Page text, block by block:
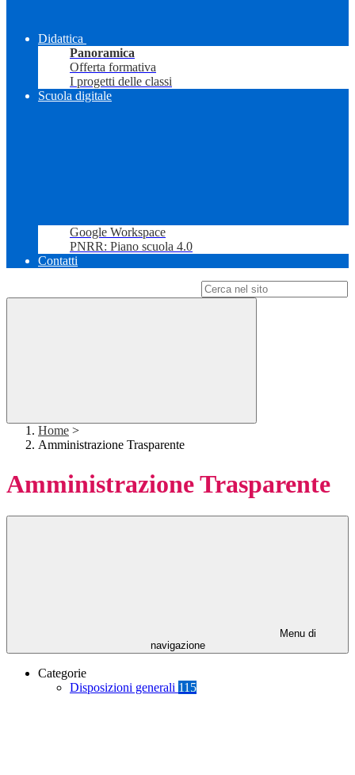
Didattica
Panoramica
Offerta formativa
I progetti delle classi
Scuola digitale
Google Workspace
PNRR: Piano scuola 4.0
Contatti
Home >
Amministrazione Trasparente
Amministrazione Trasparente
Menu di
navigazione
Categorie
Disposizioni generali 115